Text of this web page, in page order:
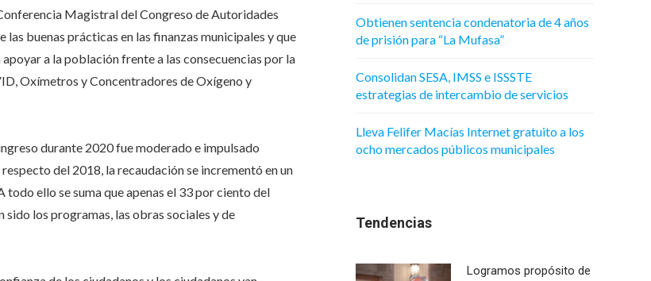
Magistral del Congreso de Autoridades
buenas prácticas en las finanzas municipales y que
a la población frente a las consecuencias por la
Oxímetros y Concentradores de Oxígeno y
durante 2020 fue moderado e impulsado
del 2018, la recaudación se incrementó en un
ello se suma que apenas el 33 por ciento del
los programas, las obras sociales y de
Obtienen sentencia condenatoria de 4 años
de prisión para “La Mufasa”
Consolidan SESA, IMSS e ISSSTE
estrategias de intercambio de servicios
Lleva Felifer Macías Internet gratuito a los
ocho mercados públicos municipales
Tendencias
Logramos propósito de